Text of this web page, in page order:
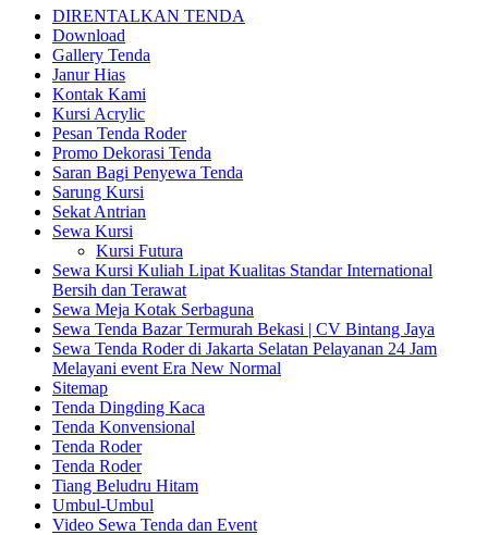
DIRENTALKAN TENDA
Download
Gallery Tenda
Janur Hias
Kontak Kami
Kursi Acrylic
Pesan Tenda Roder
Promo Dekorasi Tenda
Saran Bagi Penyewa Tenda
Sarung Kursi
Sekat Antrian
Sewa Kursi
Kursi Futura
Sewa Kursi Kuliah Lipat Kualitas Standar International
Bersih dan Terawat
Sewa Meja Kotak Serbaguna
Sewa Tenda Bazar Termurah Bekasi | CV Bintang Jaya
Sewa Tenda Roder di Jakarta Selatan Pelayanan 24 Jam
Melayani event Era New Normal
Sitemap
Tenda Dingding Kaca
Tenda Konvensional
Tenda Roder
Tenda Roder
Tiang Beludru Hitam
Umbul-Umbul
Video Sewa Tenda dan Event